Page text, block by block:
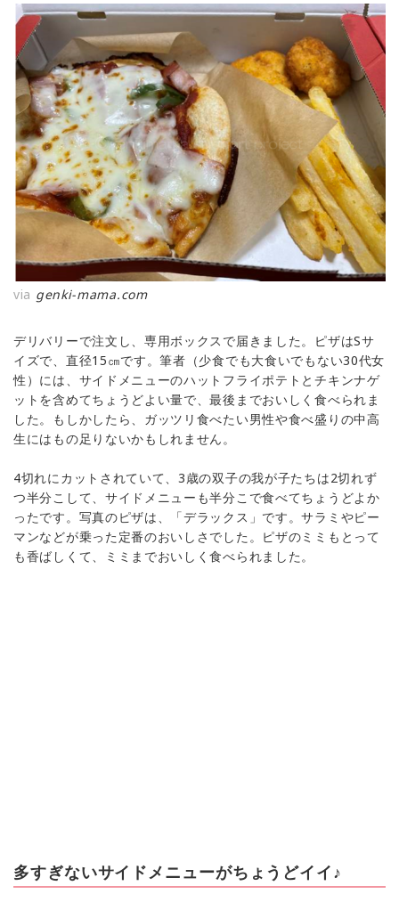
via genki-mama.com
デリバリーで注文し、専用ボックスで届きました。ピザはSサ
イズで、直径15㎝です。筆者（少食でも大食いでもない30代女
性）には、サイドメニューのハットフライポテトとチキンナゲ
ットを含めてちょうどよい量で、最後までおいしく食べられま
した。もしかしたら、ガッツリ食べたい男性や食べ盛りの中高
生にはもの足りないかもしれません。
4切れにカットされていて、3歳の双子の我が子たちは2切れず
つ半分こして、サイドメニューも半分こで食べてちょうどよか
ったです。写真のピザは、「デラックス」です。サラミやピー
マンなどが乗った定番のおいしさでした。ピザのミミもとって
も香ばしくて、ミミまでおいしく食べられました。
多すぎないサイドメニューがちょうどイイ♪